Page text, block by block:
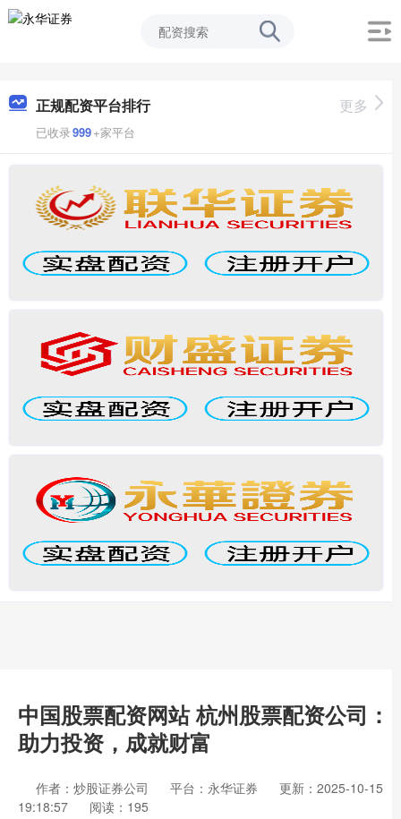
正规配资平台排行
已收录999+家平台
更多
中国股票配资网站 杭州股票配资公司：
助力投资，成就财富
作者：炒股证券公司 平台：永华证券
更新：2025-10-15
19:18:57
阅读：195